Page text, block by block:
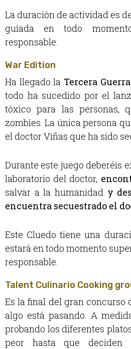
La duración de actividad es
guiada en todo
responsable.
War Edition
Ha llegado la Tercera
todo ha sucedido por el
tóxico para las personas,
zombies. La única persona
el doctor Viñas que ha sido
Durante este juego deberéis
laboratorio del doctor,
salvar a la humanidady
encuentra secuestrado el
Este Cluedo tiene una
estará en todo momento
responsable.
Talent Culinario Cooking
Es la final del gran concurso
algo está pasando. A
probando los diferentes
peor hasta que deciden